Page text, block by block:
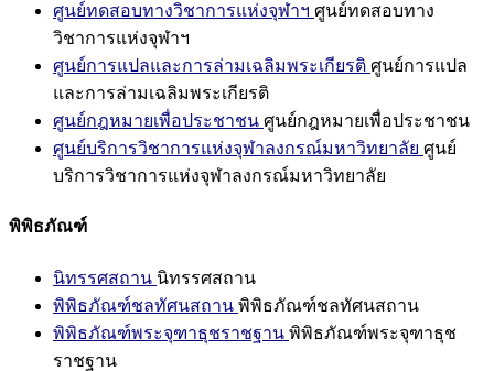
ศูนย์ทดสอบทางวิชาการแห่งจุฬาฯ ศูนย์ทดสอบทาง
วิชาการแห่งจุฬาฯ
ศูนย์การแปลและการล่ามเฉลิมพระเกียรติ ศูนย์การแปล
และการล่ามเฉลิมพระเกียรติ
ศูนย์กฎหมายเพื่อประชาชน ศูนย์กฎหมายเพื่อประชาชน
ศูนย์บริการวิชาการแห่งจุฬาลงกรณ์มหาวิทยาลัย ศูนย์
บริการวิชาการแห่งจุฬาลงกรณ์มหาวิทยาลัย
พิพิธภัณฑ์
นิทรรศสถาน นิทรรศสถาน
พิพิธภัณฑ์ชลทัศนสถาน พิพิธภัณฑ์ชลทัศนสถาน
พิพิธภัณฑ์พระจุฑาธุชราชฐาน พิพิธภัณฑ์พระจุฑาธุช
ราชฐาน